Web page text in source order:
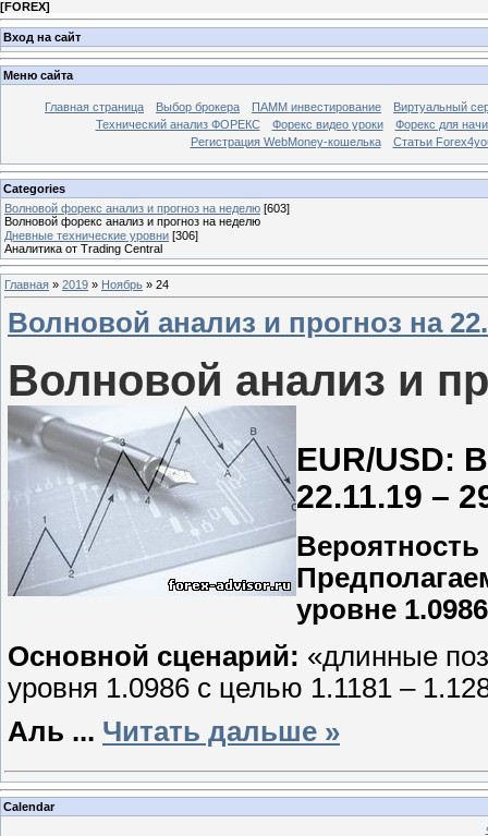
[FOREX]
Вход на сайт
Меню сайта
Главная страница Выбор брокера ПАММ инвестирование
Виртуальный
Технический анализ ФОРЕКС
Форекс видео уроки
Форекс для
Регистрация WebMoney-кошелька
Статьи
Categories
Волновой форекс анализ и прогноз на неделю [603]
Волновой форекс анализ и прогноз на неделю
Дневные технические уровни [306]
Аналитика от Trading Central
Главная » 2019 » Ноябрь » 24
Волновой анализ и прогноз на
Волновой анализ и
EUR/USD:
22.11.19 –
уровне
Основной сценарий: «длинные
уровня 1.0986 с целью 1.1181 –
Аль ... Читать дальше »
Calendar